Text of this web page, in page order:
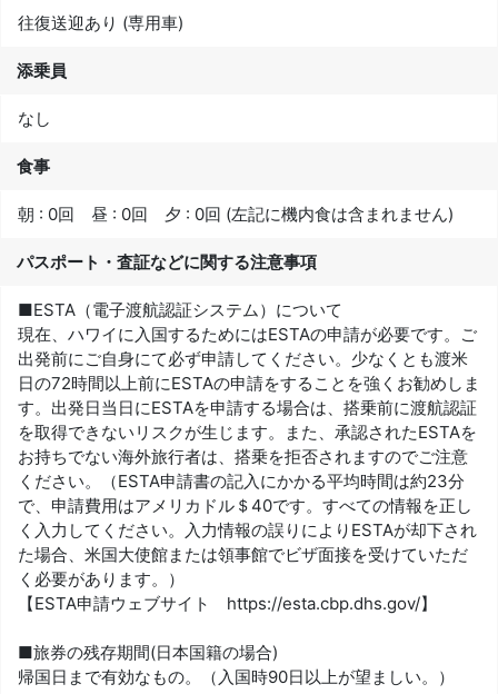
往復送迎あり (専用車)
添乗員
なし
食事
朝 : 0回 昼 : 0回 夕 : 0回 (左記に機内食は含まれません)
パスポート・査証などに関する注意事項
■ESTA（電子渡航認証システム）について
現在、ハワイに入国するためにはESTAの申請が必要です。ご
出発前にご自身にて必ず申請してください。少なくとも渡米
日の72時間以上前にESTAの申請をすることを強くお勧めしま
す。出発日当日にESTAを申請する場合は、搭乗前に渡航認証
を取得できないリスクが生じます。また、承認されたESTAを
お持ちでない海外旅行者は、搭乗を拒否されますのでご注意
ください。（ESTA申請書の記入にかかる平均時間は約23分
で、申請費用はアメリカドル＄40です。すべての情報を正し
く入力してください。入力情報の誤りによりESTAが却下され
た場合、米国大使館または領事館でビザ面接を受けていただ
く必要があります。）
【ESTA申請ウェブサイト https://esta.cbp.dhs.gov/】
■旅券の残存期間(日本国籍の場合)
帰国日まで有効なもの。（入国時90日以上が望ましい。）